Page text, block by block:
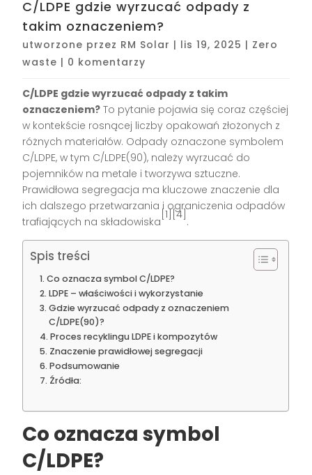
C/LDPE gdzie wyrzucać odpady z
takim oznaczeniem?
utworzone przez RM Solar | lis 19, 2025 | Zero
waste | 0 komentarzy
C/LDPE gdzie wyrzucać odpady z takim
oznaczeniem? To pytanie pojawia się coraz częściej
w kontekście rosnącej liczby opakowań złożonych z
różnych materiałów. Odpady oznaczone symbolem
C/LDPE, w tym C/LDPE(90), należy wyrzucać do
pojemników na metale i tworzywa sztuczne.
Prawidłowa segregacja ma kluczowe znaczenie dla
ich dalszego przetwarzania i ograniczenia odpadów
trafiających na składowiska
[1][4]
.
Spis treści
Co oznacza symbol C/LDPE?
LDPE – właściwości i wykorzystanie
Gdzie wyrzucać odpady z oznaczeniem
C/LDPE(90)?
Proces recyklingu LDPE i kompozytów
Znaczenie prawidłowej segregacji
Podsumowanie
Źródła:
Co oznacza symbol
C/LDPE?